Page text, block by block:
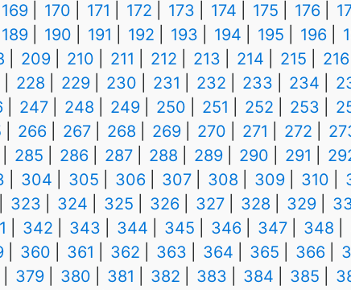
169
170 171 172 173 174 175 176
189
190 191 192 193 194 195 196
209 210 211 212 213 214 215 216
228
229 230 231 232 233 234
247 248 249 250 251 252 253
266 267 268 269 270 271 272
285
286 287 288 289 290 291
304 305 306 307 308 309 310
323
324 325 326 327 328 329
342 343 344 345 346 347 348
360 361 362 363 364 365 366
379
380 381 382 383 384 385